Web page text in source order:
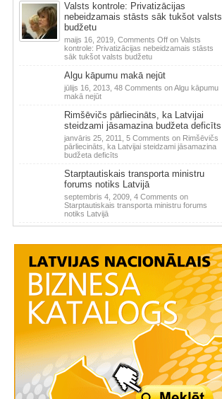
Valsts kontrole: Privatizācijas
nebeidzamais stāsts sāk tukšot valsts
budžetu
maijs 16, 2019, Comments Offon Valsts
kontrole: Privatizācijas nebeidzamais stāsts
sāk tukšot valsts budžetu
Algu kāpumu makā nejūt
jūlijs 16, 2013, 48 Comments on Algu kāpumu
makā nejūt
Rimšēvičs pārliecināts, ka Latvijai
steidzami jāsamazina budžeta deficīts
janvāris 25, 2011, 5 Comments on Rimšēvičs
pārliecināts, ka Latvijai steidzami jāsamazina
budžeta deficīts
Starptautiskais transporta ministru
forums notiks Latvijā
septembris 4, 2009, 4 Comments on
Starptautiskais transporta ministru forums
notiks Latvijā